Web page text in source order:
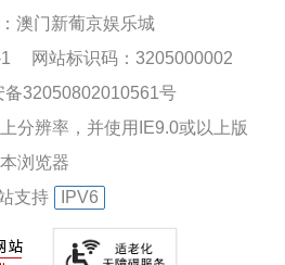
澳门新葡京娱乐城
网站标识码：3205000002
备32050802010561号
分辨率，并使用IE9.0或以上版
本浏览器
支持
IPV6